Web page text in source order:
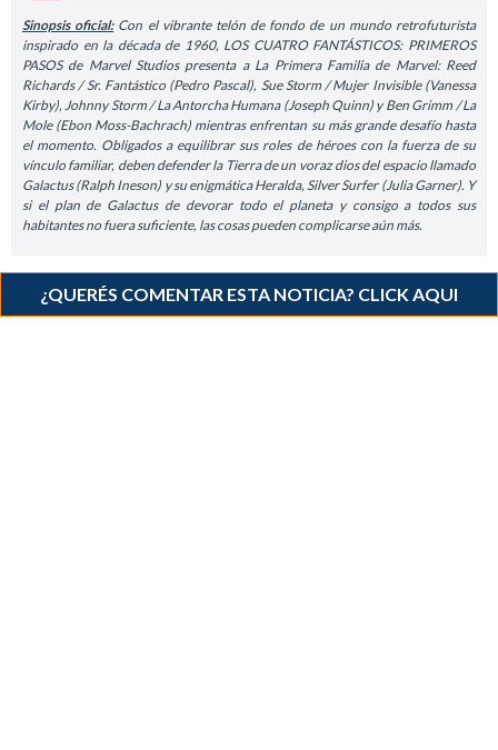
Sinopsis oficial:Con el vibrante telón de fondo de un mundo retrofuturista
inspirado en la década de 1960, LOS CUATRO FANTÁSTICOS: PRIMEROS
PASOS de Marvel Studios presenta a La Primera Familia de Marvel: Reed
Richards / Sr. Fantástico (Pedro Pascal), Sue Storm / Mujer Invisible (Vanessa
Kirby), Johnny Storm / La Antorcha Humana (Joseph Quinn) y Ben Grimm / La
Mole (Ebon Moss-Bachrach) mientras enfrentan su más grande desafío hasta
el momento. Obligados a equilibrar sus roles de héroes con la fuerza de su
vínculo familiar, deben defender la Tierra de un voraz dios del espacio llamado
Galactus (Ralph Ineson) y su enigmática Heralda, Silver Surfer (Julia Garner). Y
si el plan de Galactus de devorar todo el planeta y consigo a todos sus
habitantes no fuera suficiente, las cosas pueden complicarse aún más.
¿QUERÉS COMENTAR ESTA NOTICIA? CLICK AQUI